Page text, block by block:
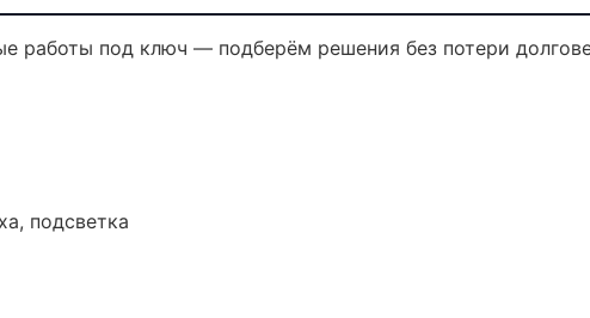
работы под ключ — подберём решения без потери
подсветка